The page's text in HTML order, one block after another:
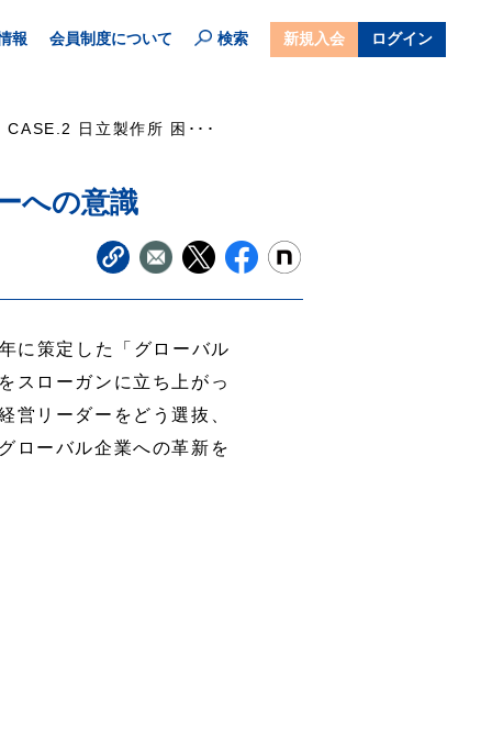
報 会員制度について 検索 新規入会 ログイン
CASE.2 日立製作所 困･･･
への意識
に策定した「グローバル
スローガンに立ち上がっ
営リーダーをどう選抜、
ローバル企業への革新を